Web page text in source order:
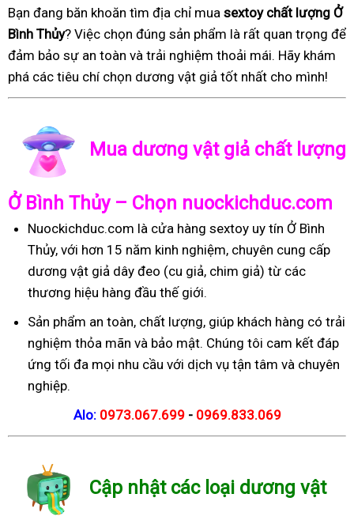
Bạn đang băn khoăn tìm địa chỉ mua sextoy chất lượng Ở
Bình Thủy? Việc chọn đúng sản phẩm là rất quan trọng để
đảm bảo sự an toàn và trải nghiệm thoải mái. Hãy khám
phá các tiêu chí chọn dương vật giả tốt nhất cho mình!
Mua dương vật giả chất lượng
Ở Bình Thủy – Chọn nuockichduc.com
Nuockichduc.com là cửa hàng sextoy uy tín Ở Bình
Thủy, với hơn 15 năm kinh nghiệm, chuyên cung cấp
dương vật giả dây đeo (cu giả, chim giả) từ các
thương hiệu hàng đầu thế giới.
Sản phẩm an toàn, chất lượng, giúp khách hàng có trải
nghiệm thỏa mãn và bảo mật. Chúng tôi cam kết đáp
ứng tối đa mọi nhu cầu với dịch vụ tận tâm và chuyên
nghiệp.
Alo:0973.067.699 - 0969.833.069
Cập nhật các loại dương vật